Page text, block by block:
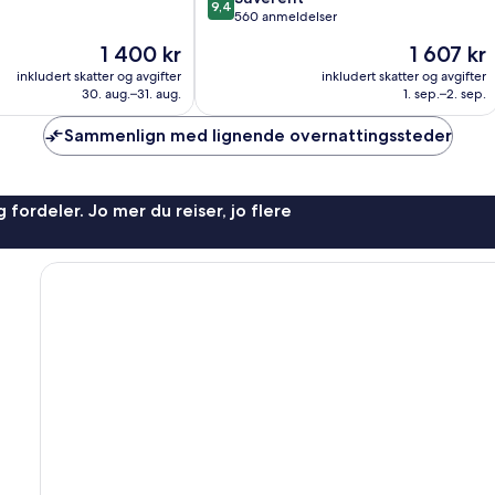
Prisen
er
1 400 kr
1 400 kr
inkludert skatter og avgifter
30. aug.–31. aug.
av
9,4
560 anmeldelser
Prisen
1 607 kr
1 607 kr
inkludert skatter og avgifter
1. sep.–2. sep.
Sammenlign med lignende overnattingssteder
fordeler. Jo mer du reiser, jo flere